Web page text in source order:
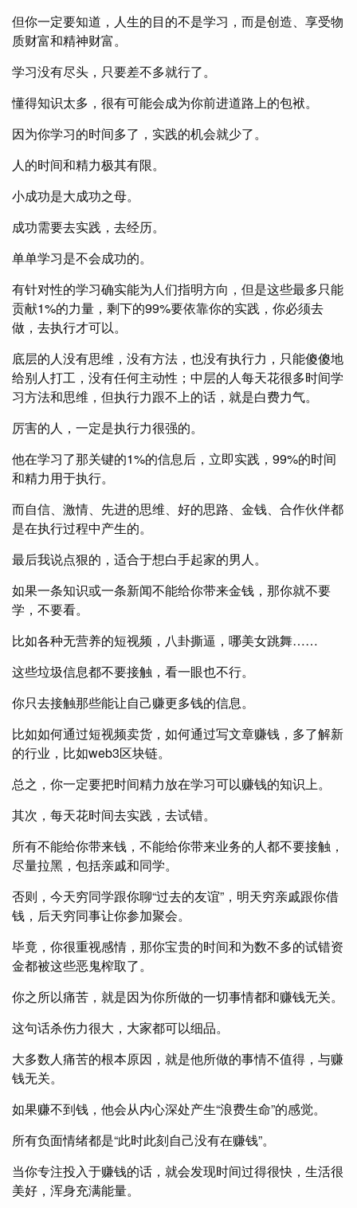
但你一定要知道，人生的目的不是学习，而是创造、享受物
质财富和精神财富。
学习没有尽头，只要差不多就行了。
懂得知识太多，很有可能会成为你前进道路上的包袱。
因为你学习的时间多了，实践的机会就少了。
人的时间和精力极其有限。
小成功是大成功之母。
成功需要去实践，去经历。
单单学习是不会成功的。
有针对性的学习确实能为人们指明方向，但是这些最多只能
贡献1%的力量，剩下的99%要依靠你的实践，你必须去
做，去执行才可以。
底层的人没有思维，没有方法，也没有执行力，只能傻傻地
给别人打工，没有任何主动性；中层的人每天花很多时间学
习方法和思维，但执行力跟不上的话，就是白费力气。
厉害的人，一定是执行力很强的。
他在学习了那关键的1%的信息后，立即实践，99%的时间
和精力用于执行。
而自信、激情、先进的思维、好的思路、金钱、合作伙伴都
是在执行过程中产生的。
最后我说点狠的，适合于想白手起家的男人。
如果一条知识或一条新闻不能给你带来金钱，那你就不要
学，不要看。
比如各种无营养的短视频，八卦撕逼，哪美女跳舞……
这些垃圾信息都不要接触，看一眼也不行。
你只去接触那些能让自己赚更多钱的信息。
比如如何通过短视频卖货，如何通过写文章赚钱，多了解新
的行业，比如web3区块链。
总之，你一定要把时间精力放在学习可以赚钱的知识上。
其次，每天花时间去实践，去试错。
所有不能给你带来钱，不能给你带来业务的人都不要接触，
尽量拉黑，包括亲戚和同学。
否则，今天穷同学跟你聊“过去的友谊”，明天穷亲戚跟你借
钱，后天穷同事让你参加聚会。
毕竟，你很重视感情，那你宝贵的时间和为数不多的试错资
金都被这些恶鬼榨取了。
你之所以痛苦，就是因为你所做的一切事情都和赚钱无关。
这句话杀伤力很大，大家都可以细品。
大多数人痛苦的根本原因，就是他所做的事情不值得，与赚
钱无关。
如果赚不到钱，他会从内心深处产生“浪费生命”的感觉。
所有负面情绪都是“此时此刻自己没有在赚钱”。
当你专注投入于赚钱的话，就会发现时间过得很快，生活很
美好，浑身充满能量。